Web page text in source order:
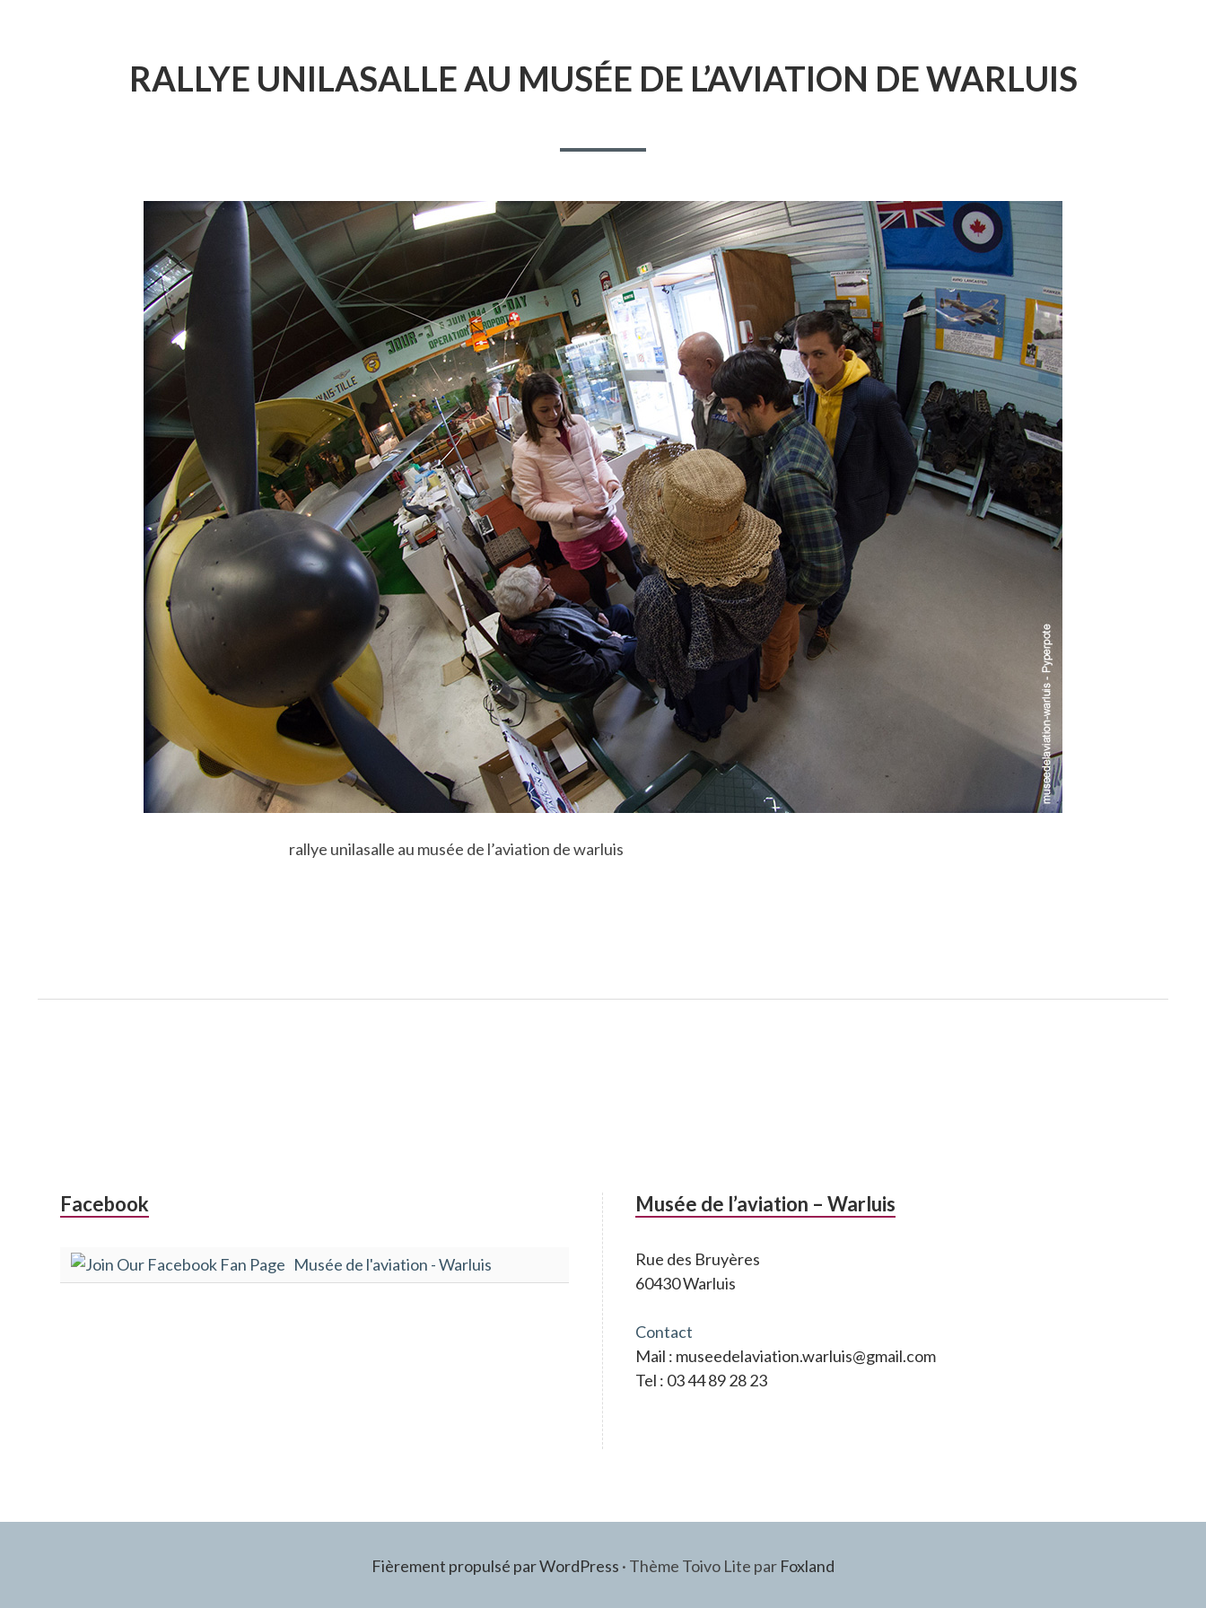
RALLYE UNILASALLE AU MUSÉE DE L’AVIATION DE WARLUIS
rallye unilasalle au musée de l’aviation de warluis
Colonne
subsidiaire
Facebook
Musée de l'aviation - Warluis
Musée de l’aviation – Warluis
Rue des Bruyères
60430 Warluis
Contact
Mail : museedelaviation.warluis@gmail.com
Tel : 03 44 89 28 23
Fièrement propulsé par WordPress · Thème Toivo Lite par Foxland